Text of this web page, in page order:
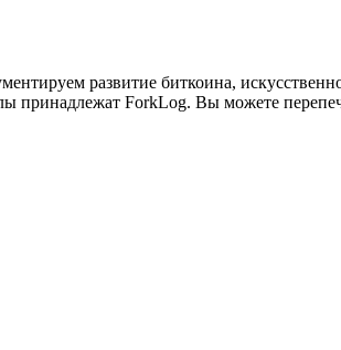
развитие биткоина,
принадлежат ForkLog. Вы можете